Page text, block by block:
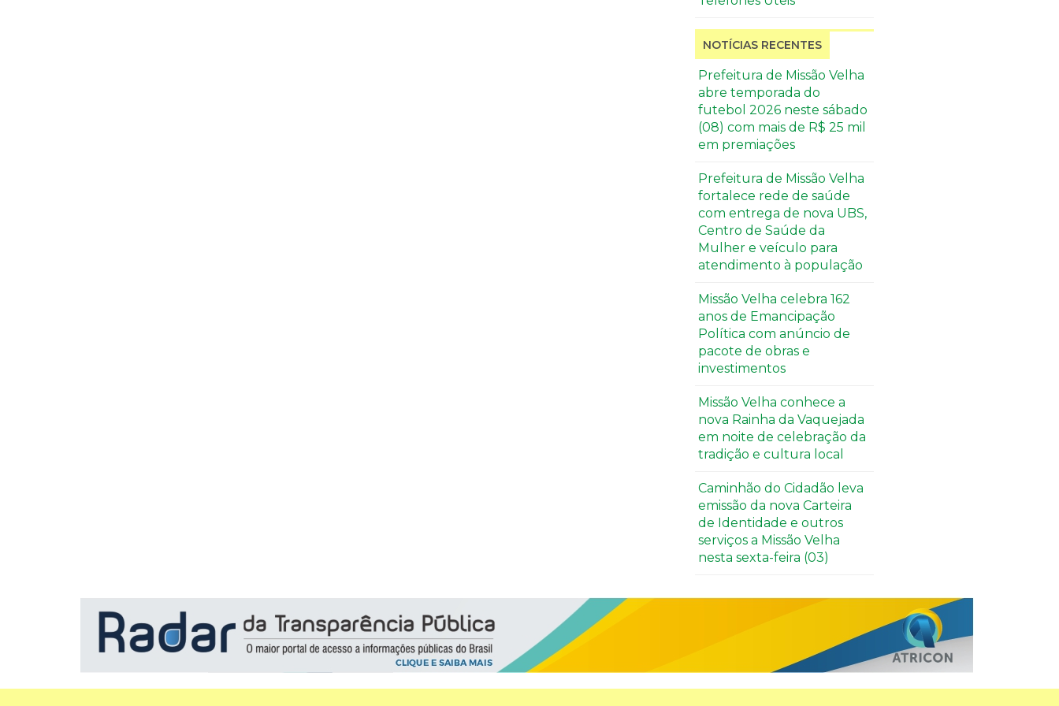
NOTÍCIAS RECENTES
Prefeitura de Missão Velha
abre temporada do
futebol 2026 neste sábado
(08) com mais de R$ 25 mil
em premiações
Prefeitura de Missão Velha
fortalece rede de saúde
com entrega de nova UBS,
Centro de Saúde da
Mulher e veículo para
atendimento à população
Missão Velha celebra 162
anos de Emancipação
Política com anúncio de
pacote de obras e
investimentos
Missão Velha conhece a
nova Rainha da Vaquejada
em noite de celebração da
tradição e cultura local
Caminhão do Cidadão leva
emissão da nova Carteira
de Identidade e outros
serviços a Missão Velha
nesta sexta-feira (03)